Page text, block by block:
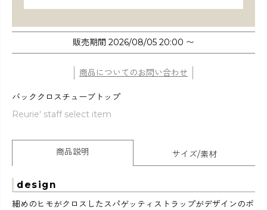
販売期間 2026/08/05 20:00 〜
商品についてのお問い合わせ
バッククロスチューブトップ
Reurie' staff select item
商品説明 サイズ/素材
design
細めのヒモがクロスしたスパゲッティストラップがデザインのポ